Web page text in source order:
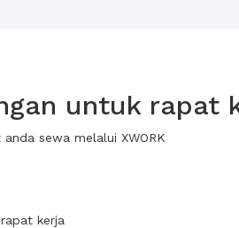
untuk rapat
sewa melalui XWORK
kerja